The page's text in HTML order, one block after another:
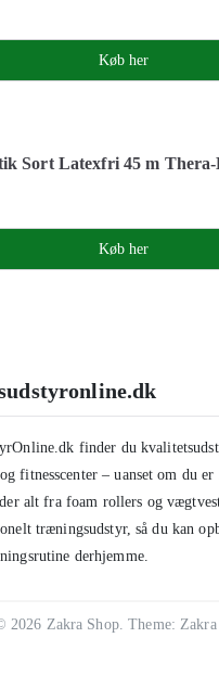
Køb her
Sort Latexfri 45 m Thera-
Køb her
finder du
fitnesscenter – uanset om du
alt fra foam rollers og
træningsudstyr, så du kan
derhjemme.
2026 Zakra Shop. Theme:Zakra